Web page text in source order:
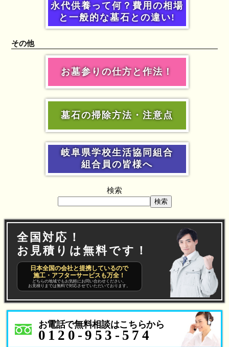
永代供養って何？費用の相場
と一般的な墓石との違い!
その他
お墓参りの仕方と作法！
墓石の掃除方法・注意点
岐阜県学校生活協同組合
組合員の皆様へ
検索
検索
全国対応！
お見積りは無料です！
日本全国の会社と提携しているので
施工・アフターサービスも万全！
どちらの地域でもお気軽にお問い合わせください。
お見積りまでは無料で対応させていただいております。
お電話で無料相談はこちらから
0120-953-574